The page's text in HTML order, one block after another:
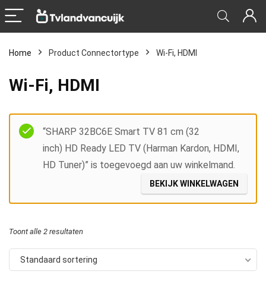
Home Product Connectortype ‎Wi-Fi, HDMI
‎Wi-Fi, HDMI
“SHARP 32BC6E Smart TV 81 cm (32
inch) HD Ready LED TV (Harman Kardon, HDMI,
HD Tuner)” is toegevoegd aan uw winkelmand.
BEKIJK WINKELWAGEN
Toont alle 2 resultaten
Standaard sortering